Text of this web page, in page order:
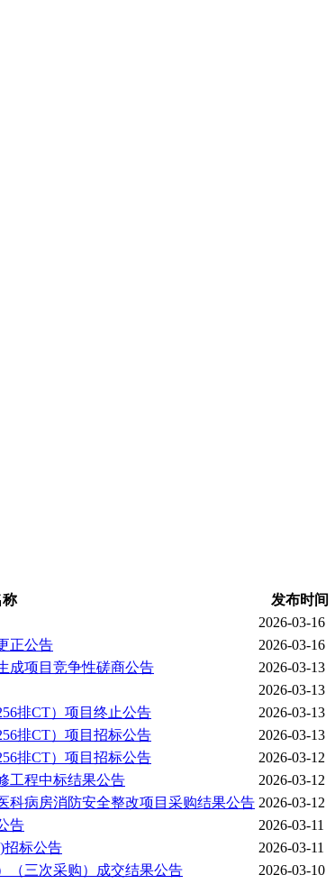
称 发布时间
2026-03-16
正公告 2026-03-16
成项目竞争性磋商公告 2026-03-13
2026-03-13
排CT）项目终止公告 2026-03-13
排CT）项目招标公告 2026-03-13
排CT）项目招标公告 2026-03-12
工程中标结果公告 2026-03-12
科病房消防安全整改项目采购结果公告 2026-03-12
告 2026-03-11
招标公告 2026-03-11
（三次采购）成交结果公告 2026-03-10